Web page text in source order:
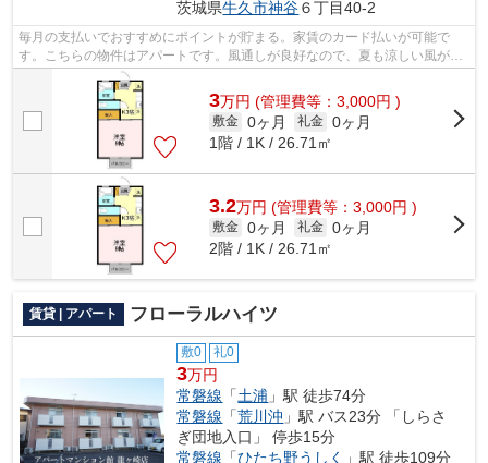
茨城県牛久市神谷６丁目40-2
毎月の支払いでおすすめにポイントが貯まる。家賃のカード払いが可能で
す。こちらの物件はアパートです。風通しが良好なので、夏も涼しい風がは
いってきます。今から物件をお探しにな...
3万円 (管理費等：3,000円 )
敷金 0ヶ月 礼金 0ヶ月
1階 / 1K / 26.71㎡
3.2万円 (管理費等：3,000円 )
敷金 0ヶ月 礼金 0ヶ月
2階 / 1K / 26.71㎡
賃貸 | アパート フローラルハイツ
敷0 礼0
3万円
常磐線 「土浦 」駅 徒歩74分
常磐線 「荒川沖 」駅 バス23分 「しらさ
ぎ団地入口」 停歩15分
常磐線 「ひたち野うしく 」駅 徒歩109分